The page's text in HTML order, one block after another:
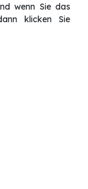
wenn Sie das
klicken Sie